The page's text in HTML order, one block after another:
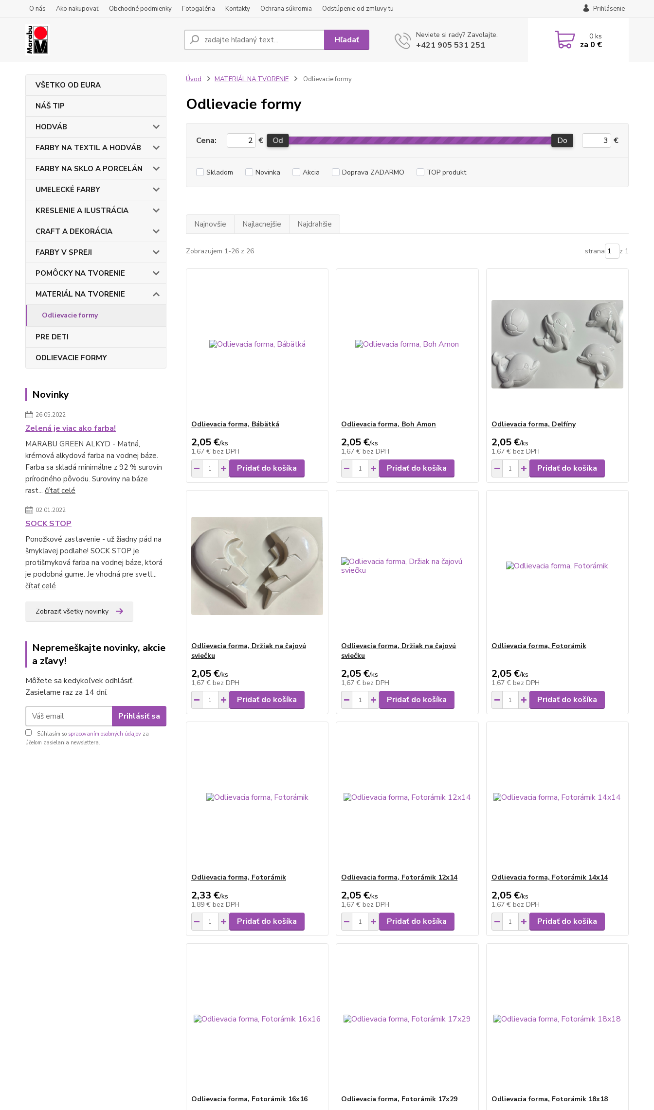
O nás Ako nakupovať Obchodné podmienky Fotogaléria Kontakty Ochrana súkromia Odstúpenie od zmluvy tu Prihlásenie
Hľadať Neviete si rady? Zavolajte.
+421 905 531 251
0ks
za 0 €
VŠETKO OD EURA
NÁŠ TIP
HODVÁB
FARBY NA TEXTIL A HODVÁB
FARBY NA SKLO A PORCELÁN
UMELECKÉ FARBY
KRESLENIE A ILUSTRÁCIA
CRAFT A DEKORÁCIA
FARBY V SPREJI
POMÔCKY NA TVORENIE
MATERIÁL NA TVORENIE
Odlievacie formy
PRE DETI
ODLIEVACIE FORMY
Novinky
26.05.2022
Zelená je viac ako farba!
MARABU GREEN ALKYD - Matná,
krémová alkydová farba na vodnej báze.
Farba sa skladá minimálne z 92 % surovín
prírodného pôvodu. Suroviny na báze
rast... čítať celé
02.01.2022
SOCK STOP
Ponožkové zastavenie - už žiadny pád na
šmykľavej podlahe! SOCK STOP je
protišmyková farba na vodnej báze, ktorá
je podobná gume. Je vhodná pre svetl...
čítať celé
Zobraziť všetky novinky
Nepremeškajte novinky, akcie
a zľavy!
Môžete sa kedykoľvek odhlásiť.
Zasielame raz za 14 dní.
Prihlásiť sa
Súhlasím so spracovaním osobných údajov za
účelom zasielania newslettera.
Úvod MATERIÁL NA TVORENIE Odlievacie formy
Odlievacie formy
Cena: € Od Do €
Skladom Novinka Akcia Doprava ZADARMO TOP produkt
Najnovšie Najlacnejšie Najdrahšie
Zobrazujem 1-26 z 26 strana z 1
Odlievacia forma, Bábätká
2,05 €/ks
1,67 € bez DPH
Pridať do košíka
Odlievacia forma, Boh Amon
2,05 €/ks
1,67 € bez DPH
Pridať do košíka
Odlievacia forma, Delfíny
2,05 €/ks
1,67 € bez DPH
Pridať do košíka
Odlievacia forma, Držiak na čajovú
sviečku
2,05 €/ks
1,67 € bez DPH
Pridať do košíka
Odlievacia forma, Držiak na čajovú
sviečku
2,05 €/ks
1,67 € bez DPH
Pridať do košíka
Odlievacia forma, Fotorámik
2,05 €/ks
1,67 € bez DPH
Pridať do košíka
Odlievacia forma, Fotorámik
2,33 €/ks
1,89 € bez DPH
Pridať do košíka
Odlievacia forma, Fotorámik 12x14
2,05 €/ks
1,67 € bez DPH
Pridať do košíka
Odlievacia forma, Fotorámik 14x14
2,05 €/ks
1,67 € bez DPH
Pridať do košíka
Odlievacia forma, Fotorámik 16x16 Odlievacia forma, Fotorámik 17x29 Odlievacia forma, Fotorámik 18x18